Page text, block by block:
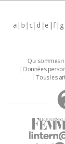
a b c d e f g
Qui sommes
Données
Tous les